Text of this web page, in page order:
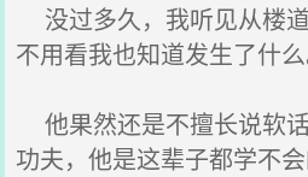
没过多久，我听见从楼道
不用看我也知道发生了什么
他果然还是不擅长说软
功夫，他是这辈子都学不会